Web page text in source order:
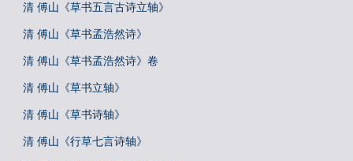
清 傅山《草书五言古诗立轴》
清 傅山《草书孟浩然诗》
清 傅山《草书孟浩然诗》卷
清 傅山《草书立轴》
清 傅山《草书诗轴》
清 傅山《行草七言诗轴》